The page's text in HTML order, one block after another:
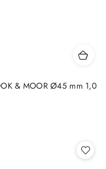
& MOOR Ø45 mm 1,0